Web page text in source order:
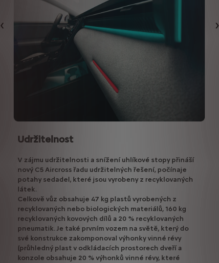
Předchozí
Udržitelnost
V zájmu udržitelnosti a snížení uhlíkové stopy přináší
nový C5 Aircross řadu udržitelných řešení, počínaje
potahy sedadel, které jsou vyrobeny z recyklovaných
látek.
Celkově vůz obsahuje 47 kg plastů vyrobených z
recyklovaných nebo biologických materiálů, 160 kg
recyklovaných kovových dílů a 20 % recyklovaných
pneumatik. Je také prvním vozem na světě, který do
své konstrukce zakomponoval výhonky vinné révy
(průhledný plast v odkládacích prostorech dveří a
konzole obsahuje 20 % výhonků vinné révy, které